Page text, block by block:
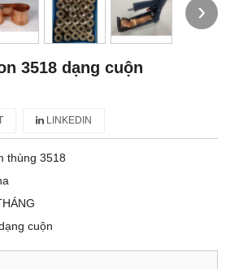
›
3518 dạng cuộn
LINKEDIN
thùng 3518
cuộn